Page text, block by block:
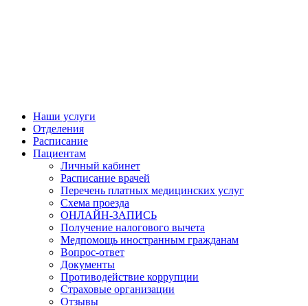
Наши услуги
Отделения
Расписание
Пациентам
Личный кабинет
Расписание врачей
Перечень платных медицинских услуг
Схема проезда
ОНЛАЙН-ЗАПИСЬ
Получение налогового вычета
Медпомощь иностранным гражданам
Вопрос-ответ
Документы
Противодействие коррупции
Страховые организации
Отзывы